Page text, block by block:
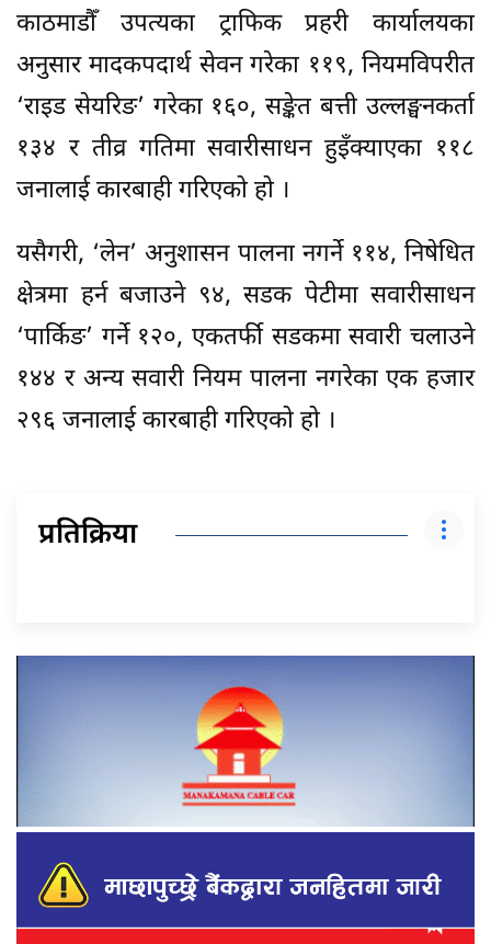
काठमाडौँ उपत्यका ट्राफिक प्रहरी कार्यालयका
अनुसार मादकपदार्थ सेवन गरेका ११९, नियमविपरीत
‘राइड सेयरिङ’ गरेका १६०, सङ्केत बत्ती उल्लङ्घनकर्ता
१३४ र तीव्र गतिमा सवारीसाधन हुइँक्याएका ११८
जनालाई कारबाही गरिएको हो ।
यसैगरी, ‘लेन’ अनुशासन पालना नगर्ने ११४, निषेधित
क्षेत्रमा हर्न बजाउने ९४, सडक पेटीमा सवारीसाधन
‘पार्किङ’ गर्ने १२०, एकतर्फी सडकमा सवारी चलाउने
१४४ र अन्य सवारी नियम पालना नगरेका एक हजार
२९६ जनालाई कारबाही गरिएको हो ।
प्रतिक्रिया